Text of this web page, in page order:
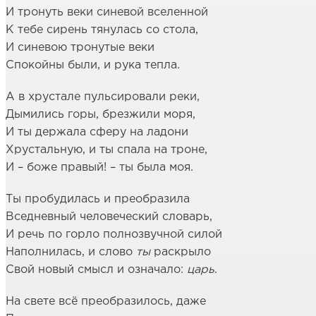
И тронуть веки синевой вселенной
К тебе сирень тянулась со стола,
И синевою тронутые веки
Спокойны были, и рука тепла.
А в хрустале пульсировали реки,
Дымились горы, брезжили моря,
И ты держала сферу на ладони
Хрустальную, и ты спала на троне,
И – боже правый! – ты была моя.
Ты пробудилась и преобразила
Вседневный человеческий словарь,
И речь по горло полнозвучной силой
Наполнилась, и слово тыраскрыло
Свой новый смысл и означало: царь.
На свете всё преобразилось, даже